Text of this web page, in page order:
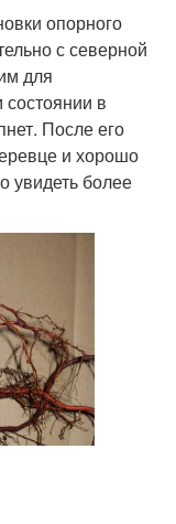
опорного
с северной
для
в
После его
и хорошо
увидеть более